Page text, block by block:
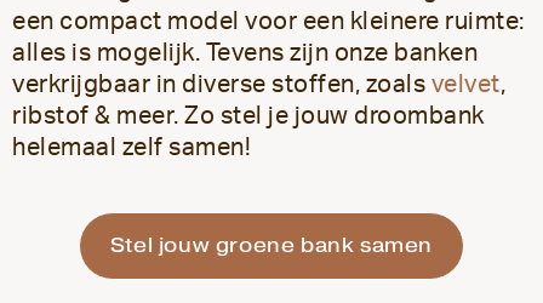
een compact model voor een kleinere ruimte:
alles is mogelijk. Tevens zijn onze banken
verkrijgbaar in diverse stoffen, zoals velvet,
ribstof & meer. Zo stel je jouw droombank
helemaal zelf samen!
Stel jouw groene bank samen